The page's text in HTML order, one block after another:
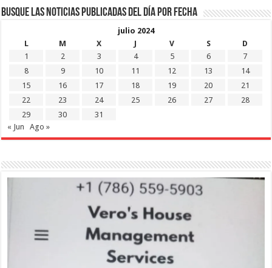
Busque las noticias publicadas del día por fecha
julio 2024
L
M X J V S
D
1
2 3 4 5 6
7
8
9 10 11 12 13
14
15
16 17 18 19 20
21
22
23 24 25 26 27
28
29
30
31
« Jun
Ago »